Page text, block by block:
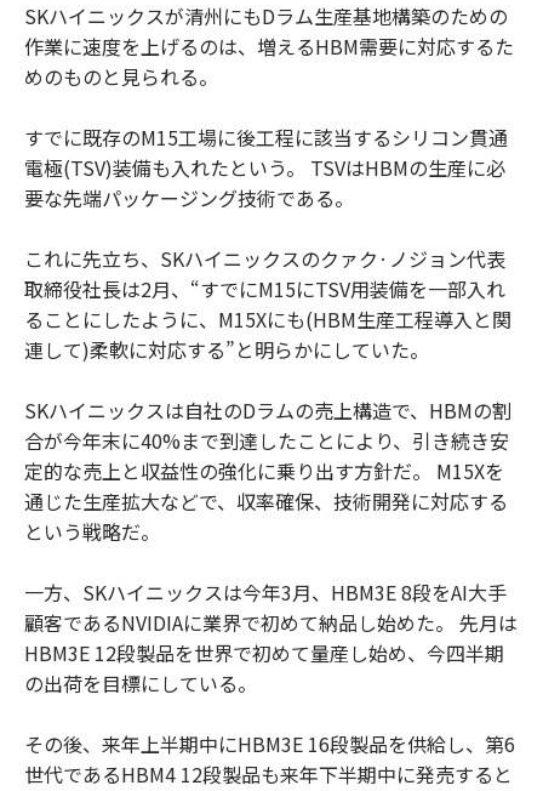
SKハイニックスが清州にもDラム生産基地構築のための
作業に速度を上げるのは、増えるHBM需要に対応するた
めのものと見られる。
すでに既存のM15工場に後工程に該当するシリコン貫通
電極(TSV)装備も入れたという。 TSVはHBMの生産に必
要な先端パッケージング技術である。
これに先立ち、SKハイニックスのクァク·ノジョン代表
取締役社長は2月、“すでにM15にTSV用装備を一部入れ
ることにしたように、M15Xにも(HBM生産工程導入と関
連して)柔軟に対応する”と明らかにしていた。
SKハイニックスは自社のDラムの売上構造で、HBMの割
合が今年末に40%まで到達したことにより、引き続き安
定的な売上と収益性の強化に乗り出す方針だ。 M15Xを
通じた生産拡大などで、収率確保、技術開発に対応する
という戦略だ。
一方、SKハイニックスは今年3月、HBM3E 8段をAI大手
顧客であるNVIDIAに業界で初めて納品し始めた。 先月は
HBM3E 12段製品を世界で初めて量産し始め、今四半期
の出荷を目標にしている。
その後、来年上半期中にHBM3E 16段製品を供給し、第6
世代であるHBM4 12段製品も来年下半期中に発売すると